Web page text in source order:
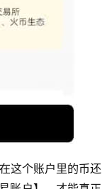
这个账户里的币还